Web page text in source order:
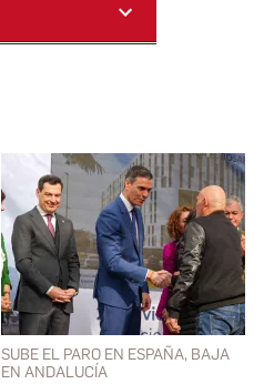
SUBE EL PARO EN ESPAÑA, BAJA
EN ANDALUCÍA